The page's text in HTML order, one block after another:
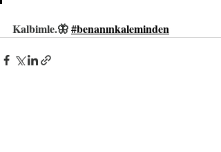
Kalbimle.🦋 #benanınkaleminden